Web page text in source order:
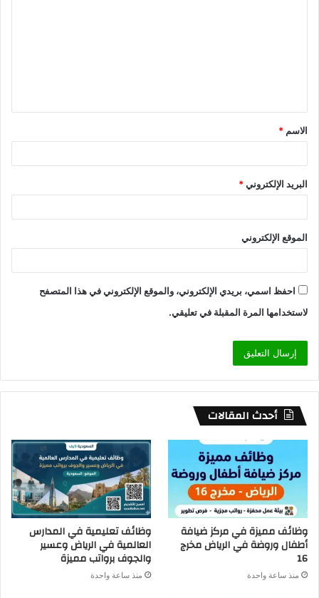
الاسم *
البريد الإلكتروني*
الموقع الإلكتروني
احفظ اسمي، بريدي الإلكتروني، والموقع الإلكتروني في هذا المتصفح
لاستخدامها المرة المقبلة في تعليقي.
أحدث المقالات
وظائف مميزة في مركز ضيافة
أطفال وروضة في الرياض مخرج
16
منذ ساعة واحدة
وظائف تعليمية في المدارس
العالمية في الرياض وعسير
والجوف برواتب مميزة
منذ ساعة واحدة